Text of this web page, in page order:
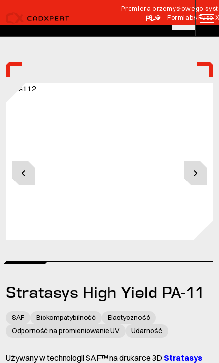
Premiera przemysłowego
SLS – Formlabs Fuse
PL
Stratasys High Yield PA-11
SAF Biokompatybilność
Elastyczność
Odporność na promieniowanie UV
Udarność
Używany w technologii SAF™ na drukarce 3D Stratasys